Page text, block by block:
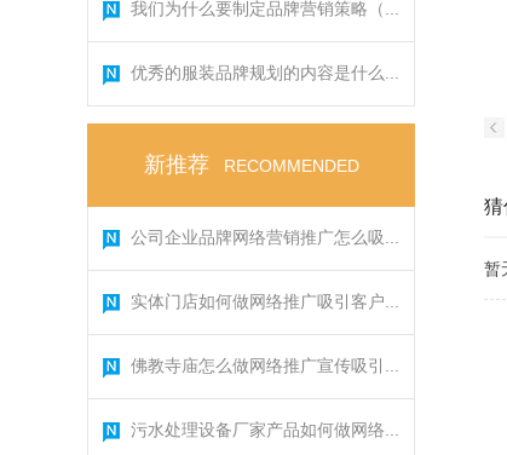
我们为什么要制定品牌营销策略（...
优秀的服装品牌规划的内容是什么...
新推荐 RECOMMENDED
公司企业品牌网络营销推广怎么吸...
实体门店如何做网络推广吸引客户...
佛教寺庙怎么做网络推广宣传吸引...
污水处理设备厂家产品如何做网络...
猜
暂